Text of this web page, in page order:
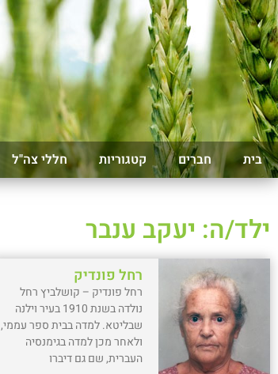
בית חברים קטגוריות חללי צה"ל
ילד/ה: יעקב ענבר
רחל פונדיק
רחל פונדיק – קושלביץ רחל
נולדה בשנת 1910 בעיר וילנה
שבליטא. למדה בבית ספר עממי,
ולאחר מכן למדה בגימנסיה
העברית, שם גם דיברו